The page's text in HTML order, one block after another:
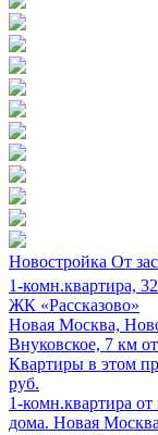
Новостройка От
1-комн.квартира,
ЖК «Рассказово»
Новая Москва,
Внуковское, 7 км
Квартиры в этом
руб.
1-комн.квартира
дома. Новая